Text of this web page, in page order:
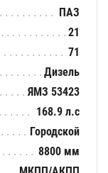
ПАЗ
21
71
Дизель
ЯМЗ 53423
168.9 л.с
Городской
8800 мм